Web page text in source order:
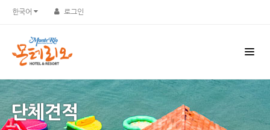
한국어 로그인
단체견적
Sketchbook5, 스케치북5